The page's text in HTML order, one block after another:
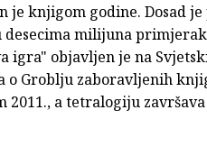
je knjigom godine. Dosad
desecima milijuna
igra" objavljen je na
o Groblju zaboravljenih
2011., a tetralogiju